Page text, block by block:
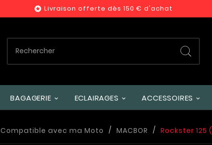
 Livraison offerte dès 150 € d'achat
BAGAGERIE ECLAIRAGES ACCESSOIRES
Compatible avec ma Moto MACBOR Rockster 125